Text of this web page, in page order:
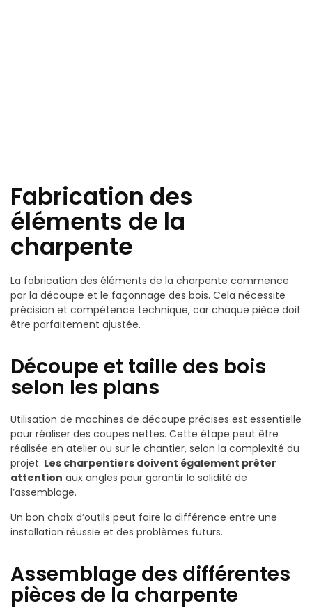
Fabrication des
éléments de la
charpente
La fabrication des éléments de la charpente commence
par la découpe et le façonnage des bois. Cela nécessite
précision et compétence technique, car chaque pièce doit
être parfaitement ajustée.
Découpe et taille des bois
selon les plans
Utilisation de machines de découpe précises est essentielle
pour réaliser des coupes nettes. Cette étape peut être
réalisée en atelier ou sur le chantier, selon la complexité du
projet. Les charpentiers doivent également prêter
attention aux angles pour garantir la solidité de
l’assemblage.
Un bon choix d’outils peut faire la différence entre une
installation réussie et des problèmes futurs.
Assemblage des différentes
pièces de la charpente